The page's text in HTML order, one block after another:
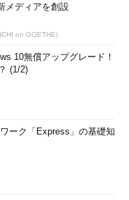
メディアを創設
on GOETHE)
10無償アップグレード！
(1/2)
ーク「Express」の基礎知